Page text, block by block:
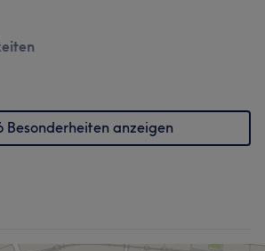
Besonderheiten anzeigen